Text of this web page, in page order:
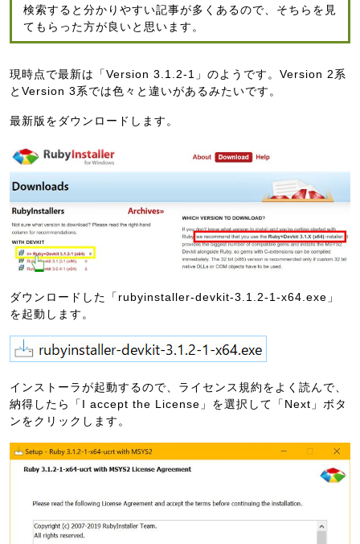
検索すると分かりやすい記事が多くあるので、そちらを見
てもらった方が良いと思います。
現時点で最新は「Version 3.1.2-1」のようです。Version 2系
とVersion 3系では色々と違いがあるみたいです。
最新版をダウンロードします。
ダウンロードした「rubyinstaller-devkit-3.1.2-1-x64.exe」
を起動します。
インストーラが起動するので、ライセンス規約をよく読んで、
納得したら「I accept the License」を選択して「Next」ボタ
ンをクリックします。